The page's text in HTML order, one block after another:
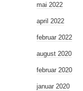
mai 2022
april 2022
februar 2022
august 2020
februar 2020
januar 2020